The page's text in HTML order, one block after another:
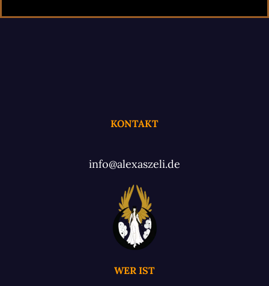
KONTAKT
info@alexaszeli.de
WER IST